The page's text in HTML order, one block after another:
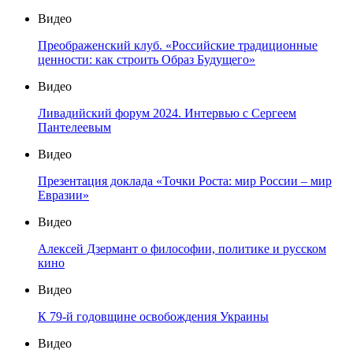
Видео
Преображенский клуб. «Российские традиционные
ценности: как строить Образ Будущего»
Видео
Ливадийский форум 2024. Интервью с Сергеем
Пантелеевым
Видео
Презентация доклада «Точки Роста: мир России – мир
Евразии»
Видео
Алексей Дзермант о философии, политике и русском
кино
Видео
К 79-й годовщине освобождения Украины
Видео